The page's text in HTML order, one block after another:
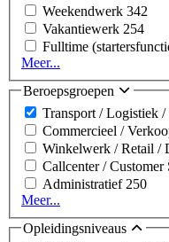
Weekendwerk 342
Vakantiewerk 254
Fulltime
Meer...
Beroepsgroepen
Transport / Logistiek
Commercieel /
Winkelwerk / Retail /
Callcenter / Customer
Administratief 250
Meer...
Opleidingsniveaus